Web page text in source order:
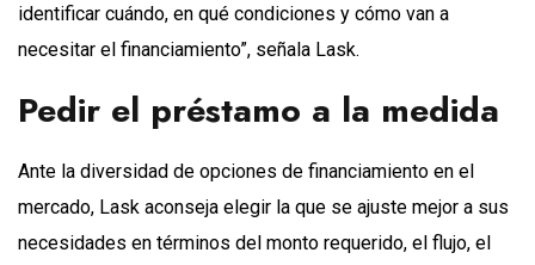
identificar cuándo, en qué condiciones y cómo van a
necesitar el financiamiento”, señala Lask.
Pedir el préstamo a la medida
Ante la diversidad de opciones de financiamiento en el
mercado, Lask aconseja elegir la que se ajuste mejor a sus
necesidades en términos del monto requerido, el flujo, el